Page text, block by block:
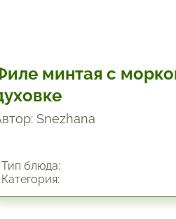
минтая с
Snezhana
блюда: